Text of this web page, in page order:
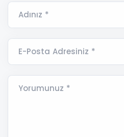
Adınız *
E-Posta Adresiniz *
Yorumunuz *